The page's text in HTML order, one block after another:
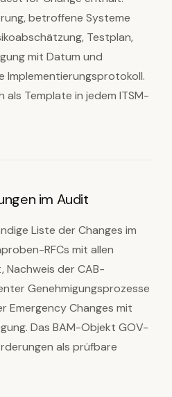
betroffene Systeme
Testplan,
mit Datum und
Implementierungsprotokoll.
als Template in jedem ITSM-
im Audit
Liste der Changes im
RFCs mit allen
Nachweis der CAB-
Genehmigungsprozesse
Emergency Changes mit
Das BAM-Objekt GOV-
als prüfbare